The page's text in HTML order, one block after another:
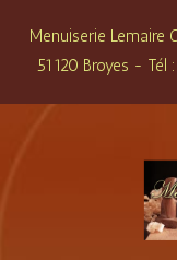
content
Menuiserie Lemaire
51120 Broyes - Tél :